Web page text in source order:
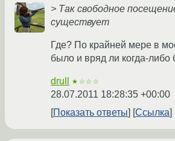
> Так свободное
существует
Где? По крайней мере в
было и вряд ли когда-либо
drull ★☆☆☆
28.07.2011 18:28:35 +00:00
Показать ответы
Ссылка